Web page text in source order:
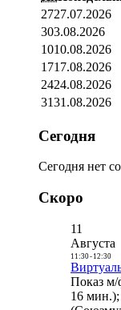
2727.07.2026
303.08.2026
1010.08.2026
1717.08.2026
2424.08.2026
3131.08.2026
Сегодня
Сегодня нет
Скоро
11
Августа
11:30- 12:30
Показ
16